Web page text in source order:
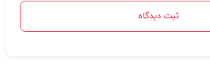
ثبت دیدگاه